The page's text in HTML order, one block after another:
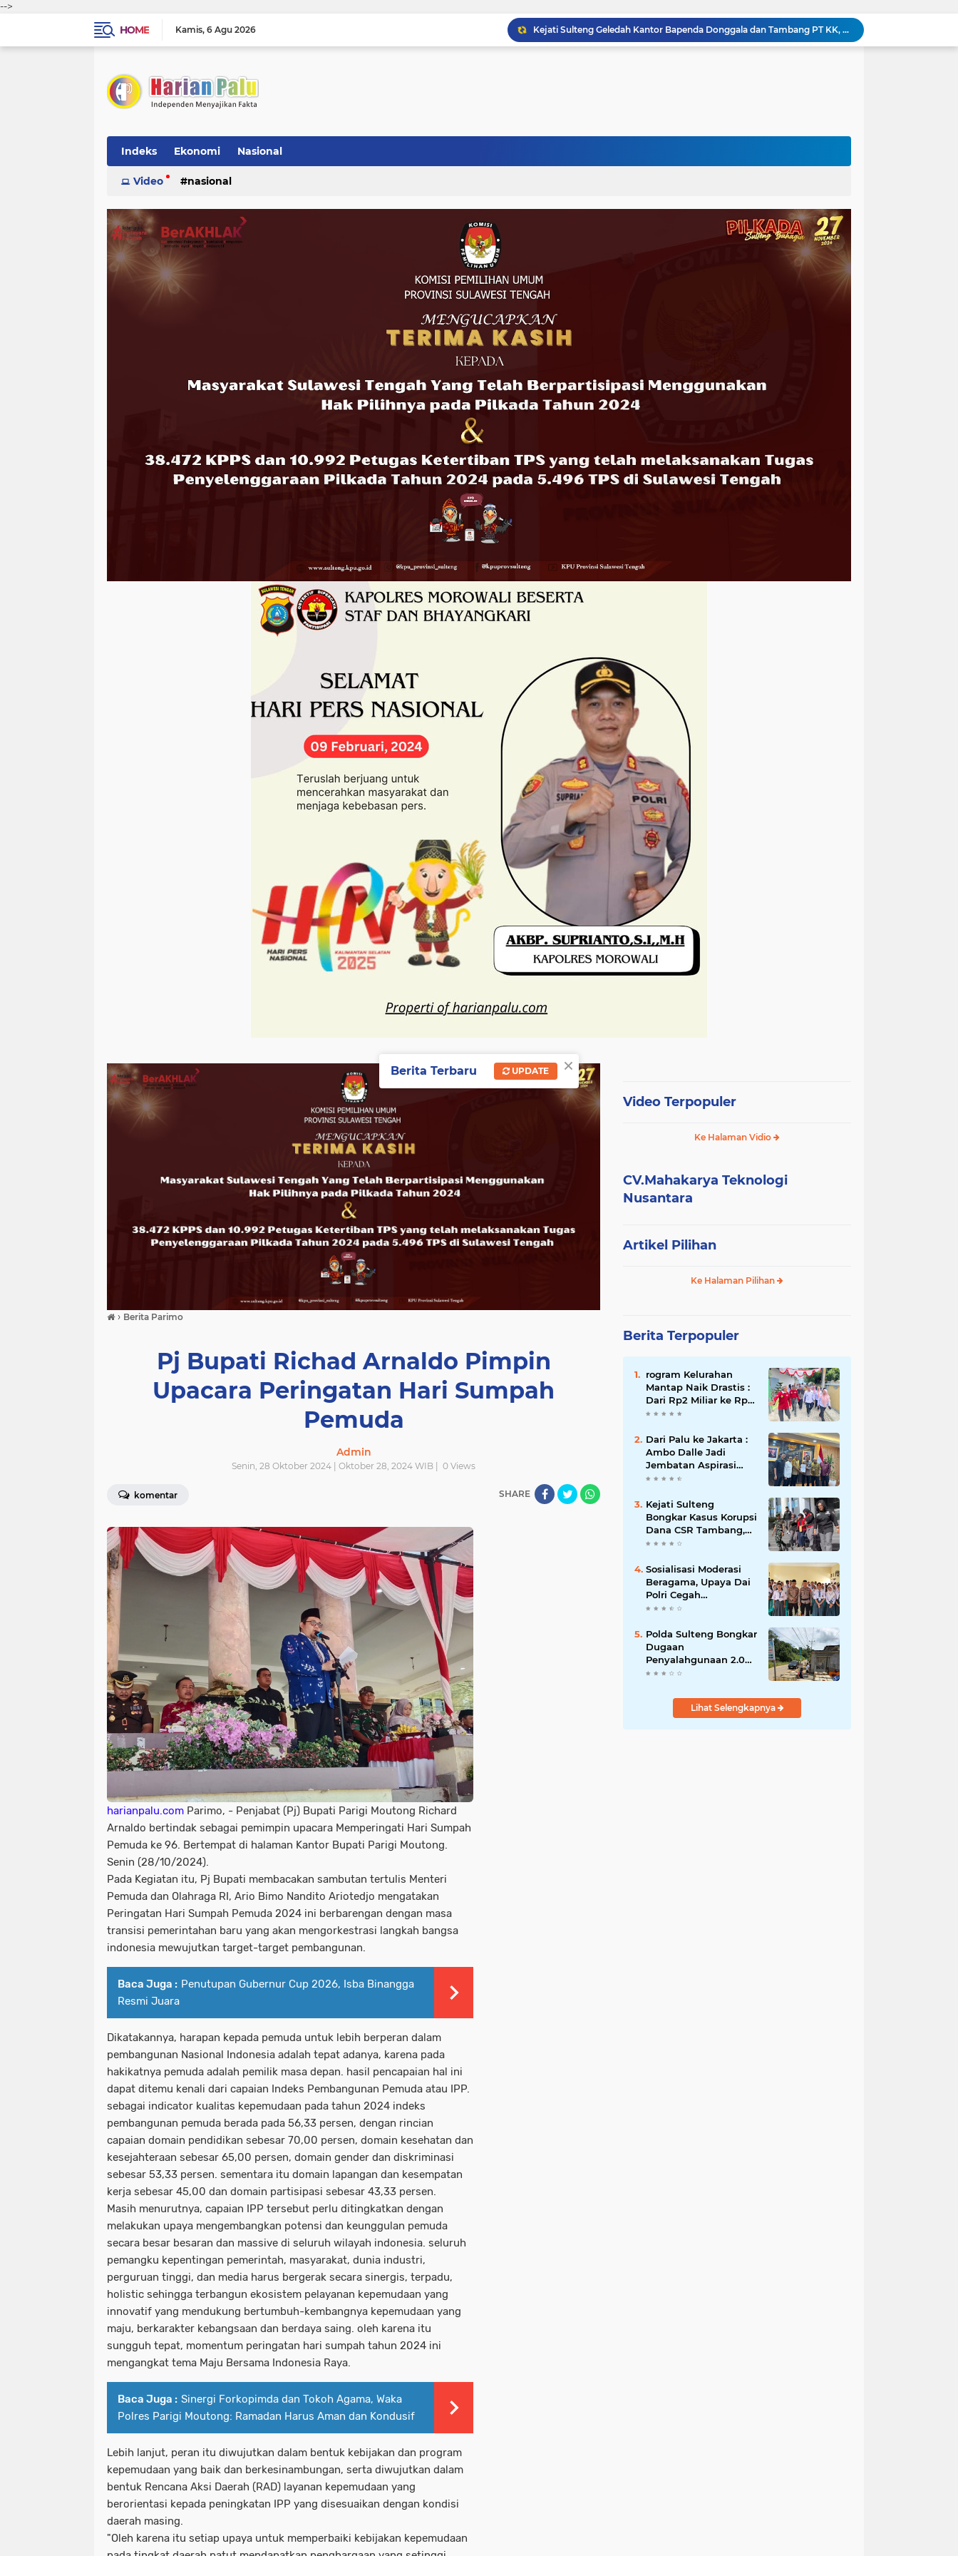
-->
HOME
Kamis 6 Agu 2026
Kejati Sulteng Geledah Kantor Bapenda Donggala dan Tambang PT KK, 32 Alat Berat Disita!
Kejati Sulteng Bongkar Kasus Korupsi Dana CSR Tambang, Sekdes Tamainusi Ikut Terseret
Musprov VIII Berlangsung Ketat, Gufran Ajak Semua Pihak Bersatu
Indeks Ekonomi Nasional
Video nasional
› Berita Parimo
Pj Bupati Richad Arnaldo Pimpin
Upacara Peringatan Hari Sumpah
Pemuda
Admin
Senin, 28 Oktober 2024 | Oktober 28, 2024 WIB | 0 Views
komentar SHARE
harianpalu.com Parimo, - Penjabat (Pj) Bupati Parigi Moutong Richard
Arnaldo bertindak sebagai pemimpin upacara Memperingati Hari Sumpah
Pemuda ke 96. Bertempat di halaman Kantor Bupati Parigi Moutong.
Senin (28/10/2024).
Pada Kegiatan itu, Pj Bupati membacakan sambutan tertulis Menteri
Pemuda dan Olahraga RI, Ario Bimo Nandito Ariotedjo mengatakan
Peringatan Hari Sumpah Pemuda 2024 ini berbarengan dengan masa
transisi pemerintahan baru yang akan mengorkestrasi langkah bangsa
indonesia mewujutkan target-target pembangunan.
Baca Juga : Penutupan Gubernur Cup 2026, Isba Binangga
Resmi Juara
Dikatakannya, harapan kepada pemuda untuk lebih berperan dalam
pembangunan Nasional Indonesia adalah tepat adanya, karena pada
hakikatnya pemuda adalah pemilik masa depan. hasil pencapaian hal ini
dapat ditemu kenali dari capaian Indeks Pembangunan Pemuda atau IPP.
sebagai indicator kualitas kepemudaan pada tahun 2024 indeks
pembangunan pemuda berada pada 56,33 persen, dengan rincian
capaian domain pendidikan sebesar 70,00 persen, domain kesehatan dan
kesejahteraan sebesar 65,00 persen, domain gender dan diskriminasi
sebesar 53,33 persen. sementara itu domain lapangan dan kesempatan
kerja sebesar 45,00 dan domain partisipasi sebesar 43,33 persen.
Masih menurutnya, capaian IPP tersebut perlu ditingkatkan dengan
melakukan upaya mengembangkan potensi dan keunggulan pemuda
secara besar besaran dan massive di seluruh wilayah indonesia. seluruh
pemangku kepentingan pemerintah, masyarakat, dunia industri,
perguruan tinggi, dan media harus bergerak secara sinergis, terpadu,
holistic sehingga terbangun ekosistem pelayanan kepemudaan yang
innovatif yang mendukung bertumbuh-kembangnya kepemudaan yang
maju, berkarakter kebangsaan dan berdaya saing. oleh karena itu
sungguh tepat, momentum peringatan hari sumpah tahun 2024 ini
mengangkat tema Maju Bersama Indonesia Raya.
Baca Juga : Sinergi Forkopimda dan Tokoh Agama, Waka
Polres Parigi Moutong: Ramadan Harus Aman dan Kondusif
Lebih lanjut, peran itu diwujutkan dalam bentuk kebijakan dan program
kepemudaan yang baik dan berkesinambungan, serta diwujutkan dalam
bentuk Rencana Aksi Daerah (RAD) layanan kepemudaan yang
berorientasi kepada peningkatan IPP yang disesuaikan dengan kondisi
daerah masing.
"Oleh karena itu setiap upaya untuk memperbaiki kebijakan kepemudaan
Video Terpopuler
Ke Halaman Vidio
CV.Mahakarya Teknologi
Nusantara
Artikel Pilihan
Ke Halaman Pilihan
Berita Terpopuler
rogram Kelurahan
Mantap Naik Drastis :
Dari Rp2 Miliar ke Rp5
Miliar, Tiap Kelurahan
Juta
Dari Palu ke Jakarta :
Ambo Dalle Jadi
Jembatan Aspirasi
Mahasiswa untuk Presiden
Kejati Sulteng
Bongkar Kasus Korupsi
Dana CSR Tambang,
Sekdes Tamainusi Ikut
Sosialisasi Moderasi
Beragama, Upaya Dai
Polri Cegah
Radikalisme di
Polda Sulteng Bongkar
Dugaan
Penyalahgunaan 2.060
Liter BBM Subsidi di
Lihat Selengkapnya
×
Berita Terbaru UPDATE